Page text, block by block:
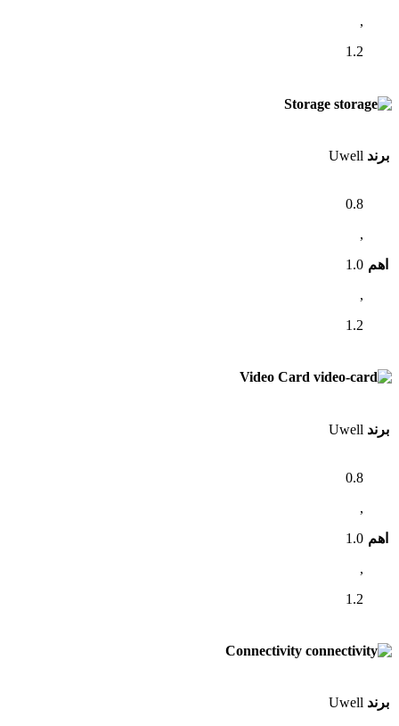
,
1.2
Storage
برند Uwell
اهم
0.8
,
1.0
,
1.2
Video Card
برند Uwell
اهم
0.8
,
1.0
,
1.2
Connectivity
برند Uwell